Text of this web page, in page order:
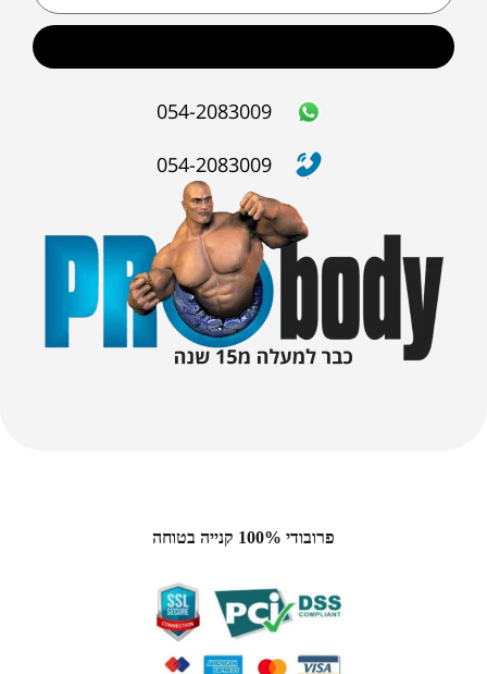
054-2083009
054-2083009
פרובודי 100% קנייה בטוחה